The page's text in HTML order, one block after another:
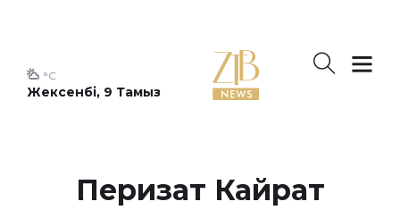
Жексенбі, 9 Тамыз
°C
Перизат Кайрат